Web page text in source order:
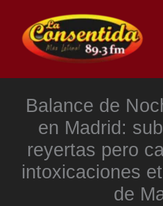
contenido
Balance de
en Madrid:
reyertas pero
intoxicaciones
de